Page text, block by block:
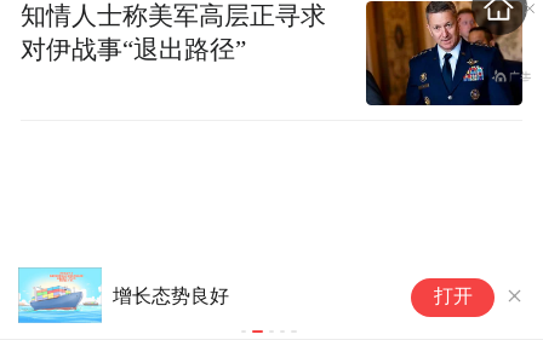
权威数读丨17.3%！前7个月我
国货物贸易进出口延续良好增长
打开
知情人士称美军高层正寻求
对伊战事“退出路径”